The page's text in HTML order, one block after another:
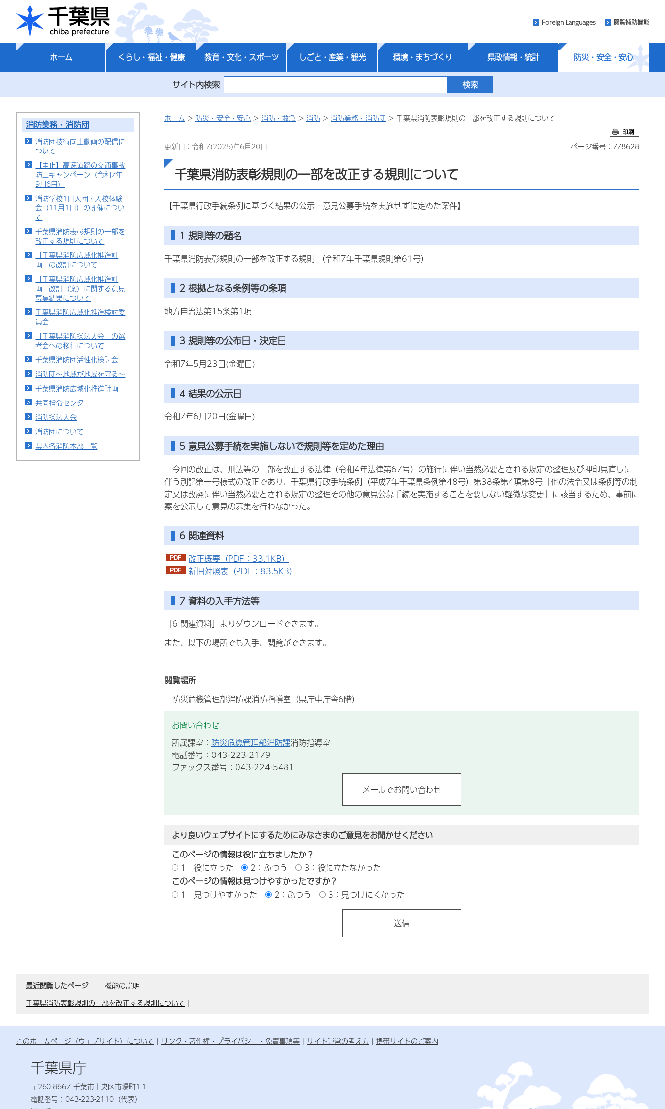
千葉県
Foreign Languages 閲覧補助機能
ホーム くらし・福祉・健康 教育・文化・スポーツ しごと・産業・観光 環境・まちづくり 県政情報・統計 防災・安全・安心
サイト内検索
消防業務・消防団
消防団技術向上動画の配信に
ついて
【中止】高速道路の交通事故
防止キャンペーン（令和7年
9月6日）
消防学校1日入団・入校体験
会（11月1日）の開催につい
て
千葉県消防表彰規則の一部を
改正する規則について
「千葉県消防広域化推進計
画」の改訂について
「千葉県消防広域化推進計
画」改訂（案）に関する意見
募集結果について
千葉県消防広域化推進検討委
員会
「千葉県消防操法大会」の選
考会への移行について
千葉県消防団活性化検討会
消防団～地域が地域を守る～
千葉県消防広域化推進計画
共同指令センター
消防操法大会
消防団について
県内各消防本部一覧
ホーム > 防災・安全・安心 > 消防・救急 > 消防 > 消防業務・消防団 > 千葉県消防表彰規則の一部を改正する規則について
更新日：令和7(2025)年6月20日 ページ番号：778628
千葉県消防表彰規則の一部を改正する規則について
【千葉県行政手続条例に基づく結果の公示‐意見公募手続を実施せずに定めた案件】
1 規則等の題名
千葉県消防表彰規則の一部を改正する規則 （令和7年千葉県規則第61号）
2 根拠となる条例等の条項
地方自治法第15条第1項
3 規則等の公布日・決定日
令和7年5月23日(金曜日)
4 結果の公示日
令和7年6月20日(金曜日)
5 意見公募手続を実施しないで規則等を定めた理由
今回の改正は、刑法等の一部を改正する法律（令和4年法律第67号）の施行に伴い当然必要とされる規定の整理及び押印見直しに
伴う別記第一号様式の改正であり、千葉県行政手続条例（平成7年千葉県条例第48号）第38条第4項第8号「他の法令又は条例等の制
定又は改廃に伴い当然必要とされる規定の整理その他の意見公募手続を実施することを要しない軽微な変更」に該当するため、事前に
案を公示して意見の募集を行わなかった。
6 関連資料
改正概要（PDF：33.1KB）
新旧対照表（PDF：83.5KB）
7 資料の入手方法等
「6 関連資料」よりダウンロードできます。
また、以下の場所でも入手、閲覧ができます。
閲覧場所
防災危機管理部消防課消防指導室（県庁中庁舎6階）
お問い合わせ
所属課室： 防災危機管理部消防課消防指導室
電話番号：043-223-2179
ファックス番号：043-224-5481
より良いウェブサイトにするためにみなさまのご意見をお聞かせください
このページの情報は役に立ちましたか？
1：役に立った
2：ふつう
3：役に立たなかった
このページの情報は見つけやすかったですか？
1：見つけやすかった
2：ふつう 3：見つけにくかった
最近閲覧したページ
機能の説明
千葉県消防表彰規則の一部を改正する規則について ｜
このホームページ（ウェブサイト）について リンク・著作権・プライバシー・免責事項等 サイト運営の考え方 携帯サイトのご案内
千葉県庁
〒260-8667 千葉市中央区市場町1-1
電話番号：043-223-2110（代表）